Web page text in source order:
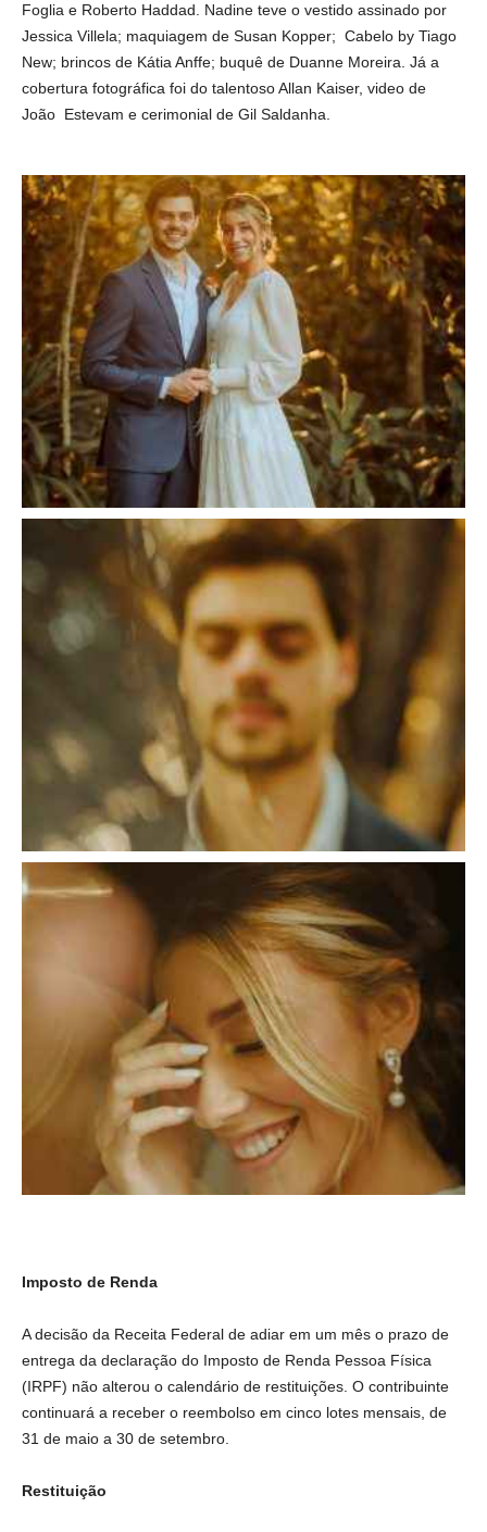
Foglia e Roberto Haddad. Nadine teve o vestido assinado por
Jessica Villela; maquiagem de Susan Kopper; Cabelo by Tiago
New; brincos de Kátia Anffe; buquê de Duanne Moreira. Já a
cobertura fotográfica foi do talentoso Allan Kaiser, video de
João Estevam e cerimonial de Gil Saldanha.
Imposto de Renda
A decisão da Receita Federal de adiar em um mês o prazo de
entrega da declaração do Imposto de Renda Pessoa Física
(IRPF) não alterou o calendário de restituições. O contribuinte
continuará a receber o reembolso em cinco lotes mensais, de
31 de maio a 30 de setembro.
Restituição